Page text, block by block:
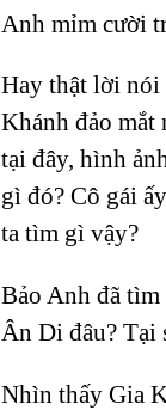
Anh mỉm cười
Hay thật lời nói
Khánh đảo mắt
tại đây, hình
gì đó? Cô gái
ta tìm gì vậy?
Bảo Anh đã
Ân Di đâu? Tại
Nhìn thấy Gia